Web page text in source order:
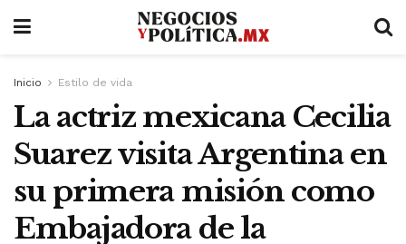
Inicio Estilo de vida
La actriz mexicana Cecilia
Suarez visita Argentina en
su primera misión como
Embajadora de la